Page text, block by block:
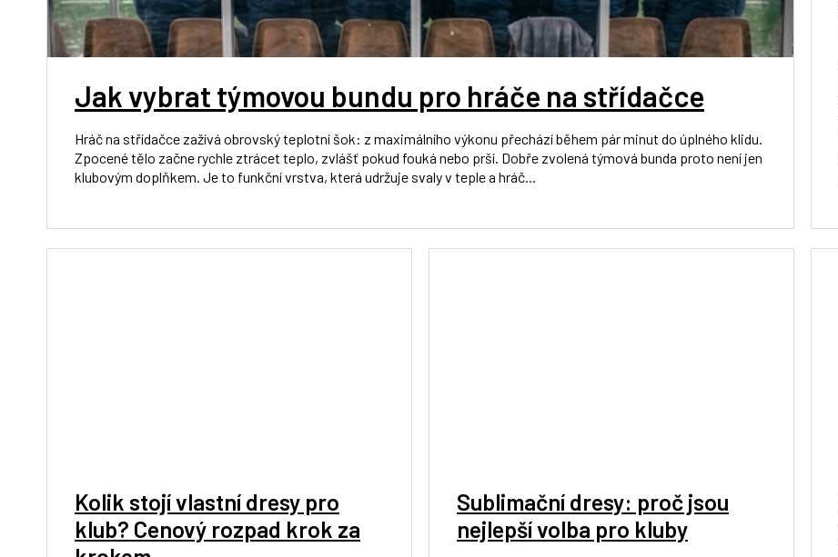
Jak vybrat týmovou bundu pro hráče na střídačce
Hráč na střídačce zažívá obrovský teplotní šok: z maximálního výkonu přechází během pár minut do úplného klidu.
Zpocené tělo začne rychle ztrácet teplo, zvlášť pokud fouká nebo prší. Dobře zvolená týmová bunda proto není jen
klubovým doplňkem. Je to funkční vrstva, která udržuje svaly v teple a hráč...
Kolik stojí vlastní dresy pro
klub? Cenový rozpad krok za
Sublimační dresy: proč jsou
nejlepší volba pro kluby